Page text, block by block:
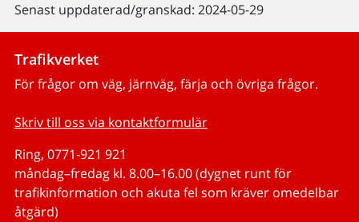
Senast uppdaterad/granskad: 2024-05-29
Trafikverket
För frågor om väg, järnväg, färja och övriga frågor.
Skriv till oss via kontaktformulär
Ring, 0771-921 921
måndag–fredag kl. 8.00–16.00 (dygnet runt för
trafikinformation och akuta fel som kräver omedelbar
åtgärd)